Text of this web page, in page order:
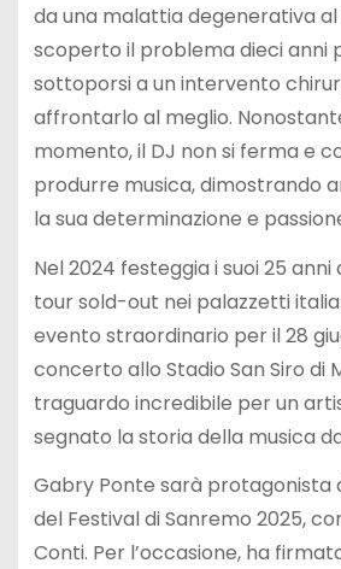
da una malattia degenerativa
scoperto il problema dieci anni
sottoporsi a un intervento
affrontarlo al meglio.
momento, il DJ non si ferma e
produrre musica, dimostrando
la sua determinazione e
Nel 2024 festeggia i suoi 25
tour sold-out nei palazzetti
evento straordinario per il 28
concerto allo Stadio San Siro di
traguardo incredibile per un
segnato la storia della musica
Gabry Ponte sarà protagonista
del Festival di Sanremo 2025,
Conti. Per l’occasione, ha